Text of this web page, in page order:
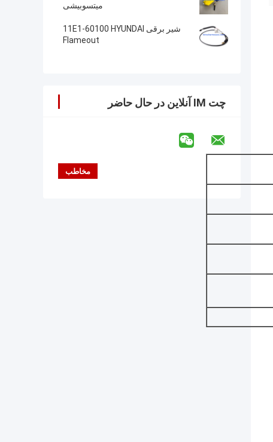
میتسوبیشی
شیر برقی 11E1-60100 HYUNDAI
Flameout
چت IM آنلاین در حال حاضر